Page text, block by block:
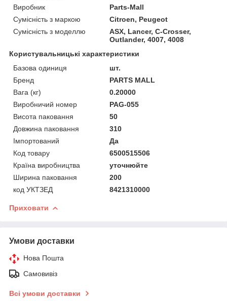
Виробник
Parts-Mall
Сумісність з маркою
Citroen, Peugeot
Сумісність з моделлю
ASX, Lancer, C-Crosser,
Outlander, 4007, 4008
Користувальницькі характеристики
Базова одиниця
шт.
Бренд
PARTS MALL
Вага (кг)
0.20000
Виробничий номер
PAG-055
Висота паковання
50
Довжина паковання
310
Імпортований
Да
Код товару
6500515506
Країна виробництва
уточнюйте
Ширина паковання
200
код УКТЗЕД
8421310000
Приховати
Умови доставки
Нова Пошта
Самовивіз
Всі умови доставки